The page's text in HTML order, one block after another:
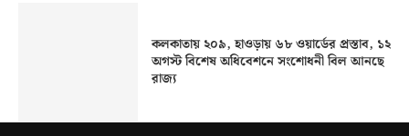
কলকাতায় ২০৯, হাওড়ায় ৬৮ ওয়ার্ডের প্রস্তাব, ১২
অগস্ট বিশেষ অধিবেশনে সংশোধনী বিল আনছে
রাজ্য